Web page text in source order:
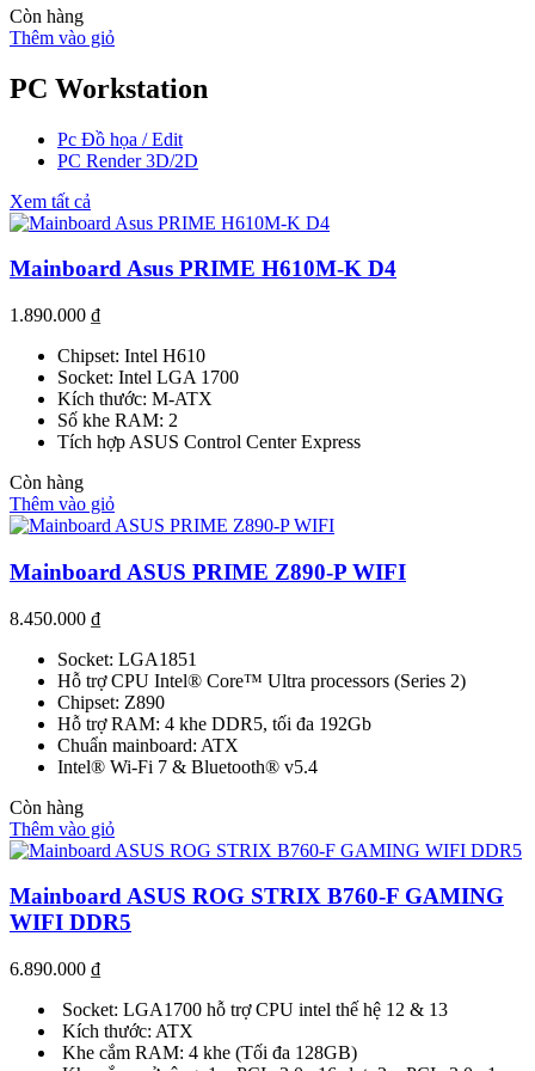
Còn hàng
Thêm vào giỏ
PC Workstation
Pc Đồ họa / Edit
PC Render 3D/2D
Xem tất cả
Mainboard Asus PRIME H610M-K D4
1.890.000 ₫
Chipset: Intel H610
Socket: Intel LGA 1700
Kích thước: M-ATX
Số khe RAM: 2
Tích hợp ASUS Control Center Express
Còn hàng
Thêm vào giỏ
Mainboard ASUS PRIME Z890-P WIFI
8.450.000 ₫
Socket: LGA1851
Hỗ trợ CPU Intel® Core™ Ultra processors (Series 2)
Chipset: Z890
Hỗ trợ RAM: 4 khe DDR5, tối đa 192Gb
Chuẩn mainboard: ATX
Intel® Wi-Fi 7 & Bluetooth® v5.4
Còn hàng
Thêm vào giỏ
Mainboard ASUS ROG STRIX B760-F GAMING
WIFI DDR5
6.890.000 ₫
Socket: LGA1700 hỗ trợ CPU intel thế hệ 12 & 13
Kích thước: ATX
Khe cắm RAM: 4 khe (Tối đa 128GB)